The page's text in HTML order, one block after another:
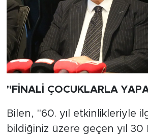
"FİNALİ ÇOCUKLARLA
Bilen, "60. yıl etkinlikleriyle
bildiğiniz üzere geçen yıl 30